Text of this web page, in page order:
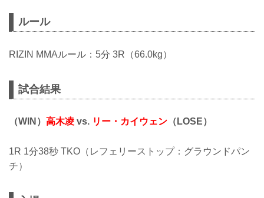
ルール
RIZIN MMAルール：5分 3R（66.0kg）
試合結果
（WIN） 高木凌 vs. リー・カイウェン （LOSE）
1R 1分38秒 TKO（レフェリーストップ：グラウンドパン
チ）